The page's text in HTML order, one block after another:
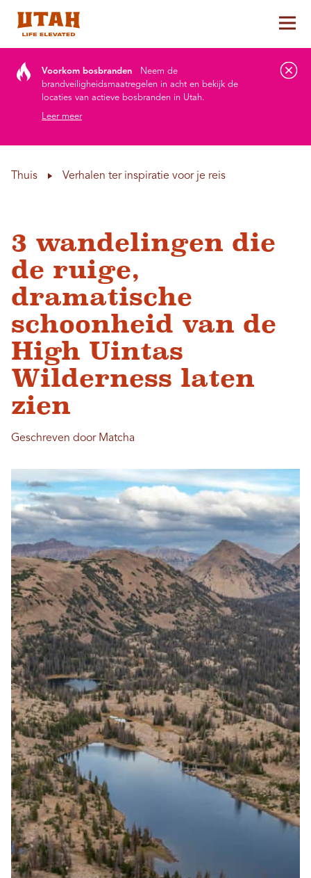
Voorkom bosbranden
Neem de
brandveiligheidsmaatregelen in acht en bekijk de
locaties van actieve bosbranden in Utah.
Leer meer
Thuis Verhalen ter inspiratie voor je reis
3 wandelingen die
de ruige,
dramatische
schoonheid van de
High Uintas
Wilderness laten
zien
Geschreven door Matcha